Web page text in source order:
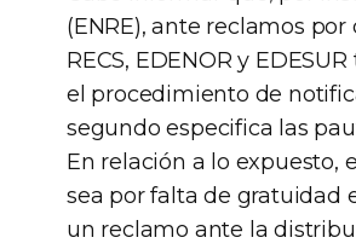
(ENRE), ante reclamos
RECS, EDENOR y
el procedimiento de
segundo especifica las
En relación a lo expuesto,
sea por falta de gratuidad
un reclamo ante la